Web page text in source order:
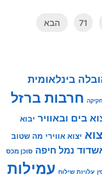
71 הבא
בינלאומית
חקיקה חרבות ברזל
בים ובאוויר יבוא
יצוא אווירי מה שטוב
נמל חיפה סוכן מכס
עלויות שילוח עמילות